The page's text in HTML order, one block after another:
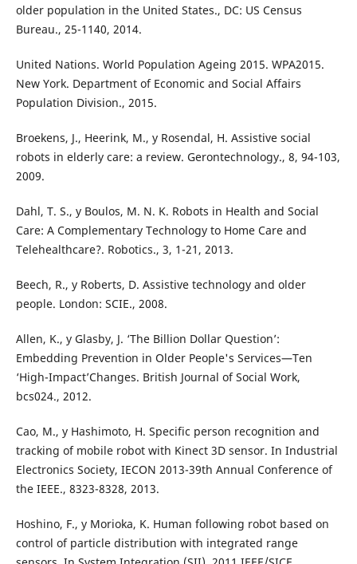
older population in the United States., DC: US Census
Bureau., 25-1140, 2014.
United Nations. World Population Ageing 2015. WPA2015.
New York. Department of Economic and Social Affairs
Population Division., 2015.
Broekens, J., Heerink, M., y Rosendal, H. Assistive social
robots in elderly care: a review. Gerontechnology., 8, 94-103,
2009.
Dahl, T. S., y Boulos, M. N. K. Robots in Health and Social
Care: A Complementary Technology to Home Care and
Telehealthcare?. Robotics., 3, 1-21, 2013.
Beech, R., y Roberts, D. Assistive technology and older
people. London: SCIE., 2008.
Allen, K., y Glasby, J. ‘The Billion Dollar Question’:
Embedding Prevention in Older People's Services—Ten
‘High-Impact’Changes. British Journal of Social Work,
bcs024., 2012.
Cao, M., y Hashimoto, H. Specific person recognition and
tracking of mobile robot with Kinect 3D sensor. In Industrial
Electronics Society, IECON 2013-39th Annual Conference of
the IEEE., 8323-8328, 2013.
Hoshino, F., y Morioka, K. Human following robot based on
control of particle distribution with integrated range